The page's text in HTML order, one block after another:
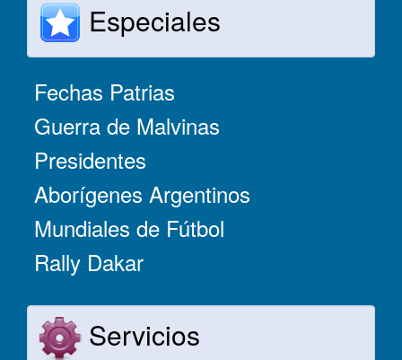
Especiales
Fechas Patrias
Guerra de Malvinas
Presidentes
Aborígenes Argentinos
Mundiales de Fútbol
Rally Dakar
Servicios